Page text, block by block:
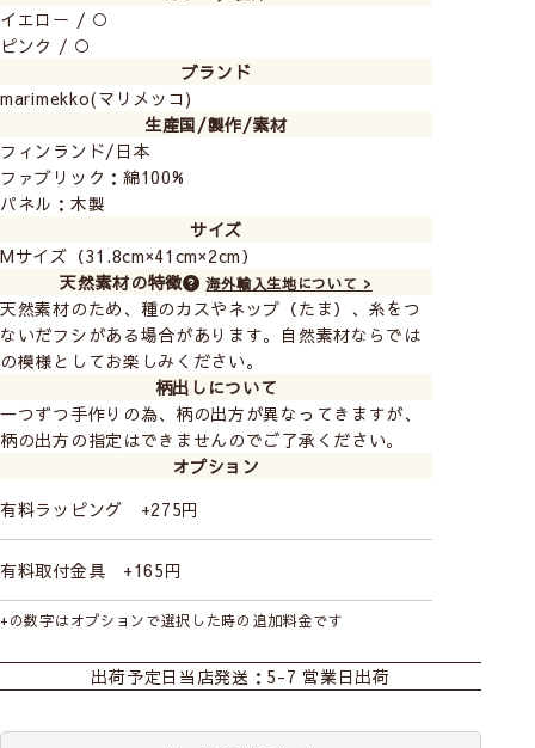
marimekko－マリメッコ－
イエロー / ○
ピンク / ○
ブランド
marimekko(マリメッコ)
生産国/製作/素材
フィンランド/日本
ファブリック：綿100%
パネル：木製
サイズ
Mサイズ（31.8cm×41cm×2cm）
天然素材の特徴
海外輸入生地について >
天然素材のため、種のカスやネップ（たま）、糸をつ
ないだフシがある場合があります。自然素材ならでは
の模様としてお楽しみください。
柄出しについて
一つずつ手作りの為、柄の出方が異なってきますが、
柄の出方の指定はできませんのでご了承ください。
オプション
有料ラッピング +275円
有料取付金具 +165円
+の数字はオプションで選択した時の追加料金です
シェード幕体 ロールスクリーン カフェ
のれん マルチクロス ファブリックパネル
出荷予定日 当店発送：5-7 営業日出荷